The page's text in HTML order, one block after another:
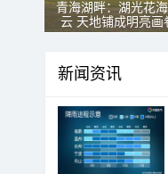
青海湖畔：湖光花
云 天地铺成明亮画
新闻资讯